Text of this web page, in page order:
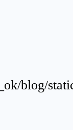
blog/